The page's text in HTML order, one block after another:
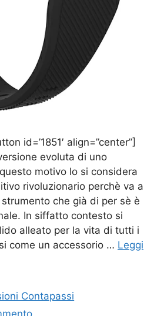
id=’1851′ align=”center”]
evoluta di uno
motivo lo si considera
rivoluzionario perchè va a
che già di per sè è
In siffatto contesto si
alleato per la vita di tutti i
come un accessorio … Leggi
Contapassi